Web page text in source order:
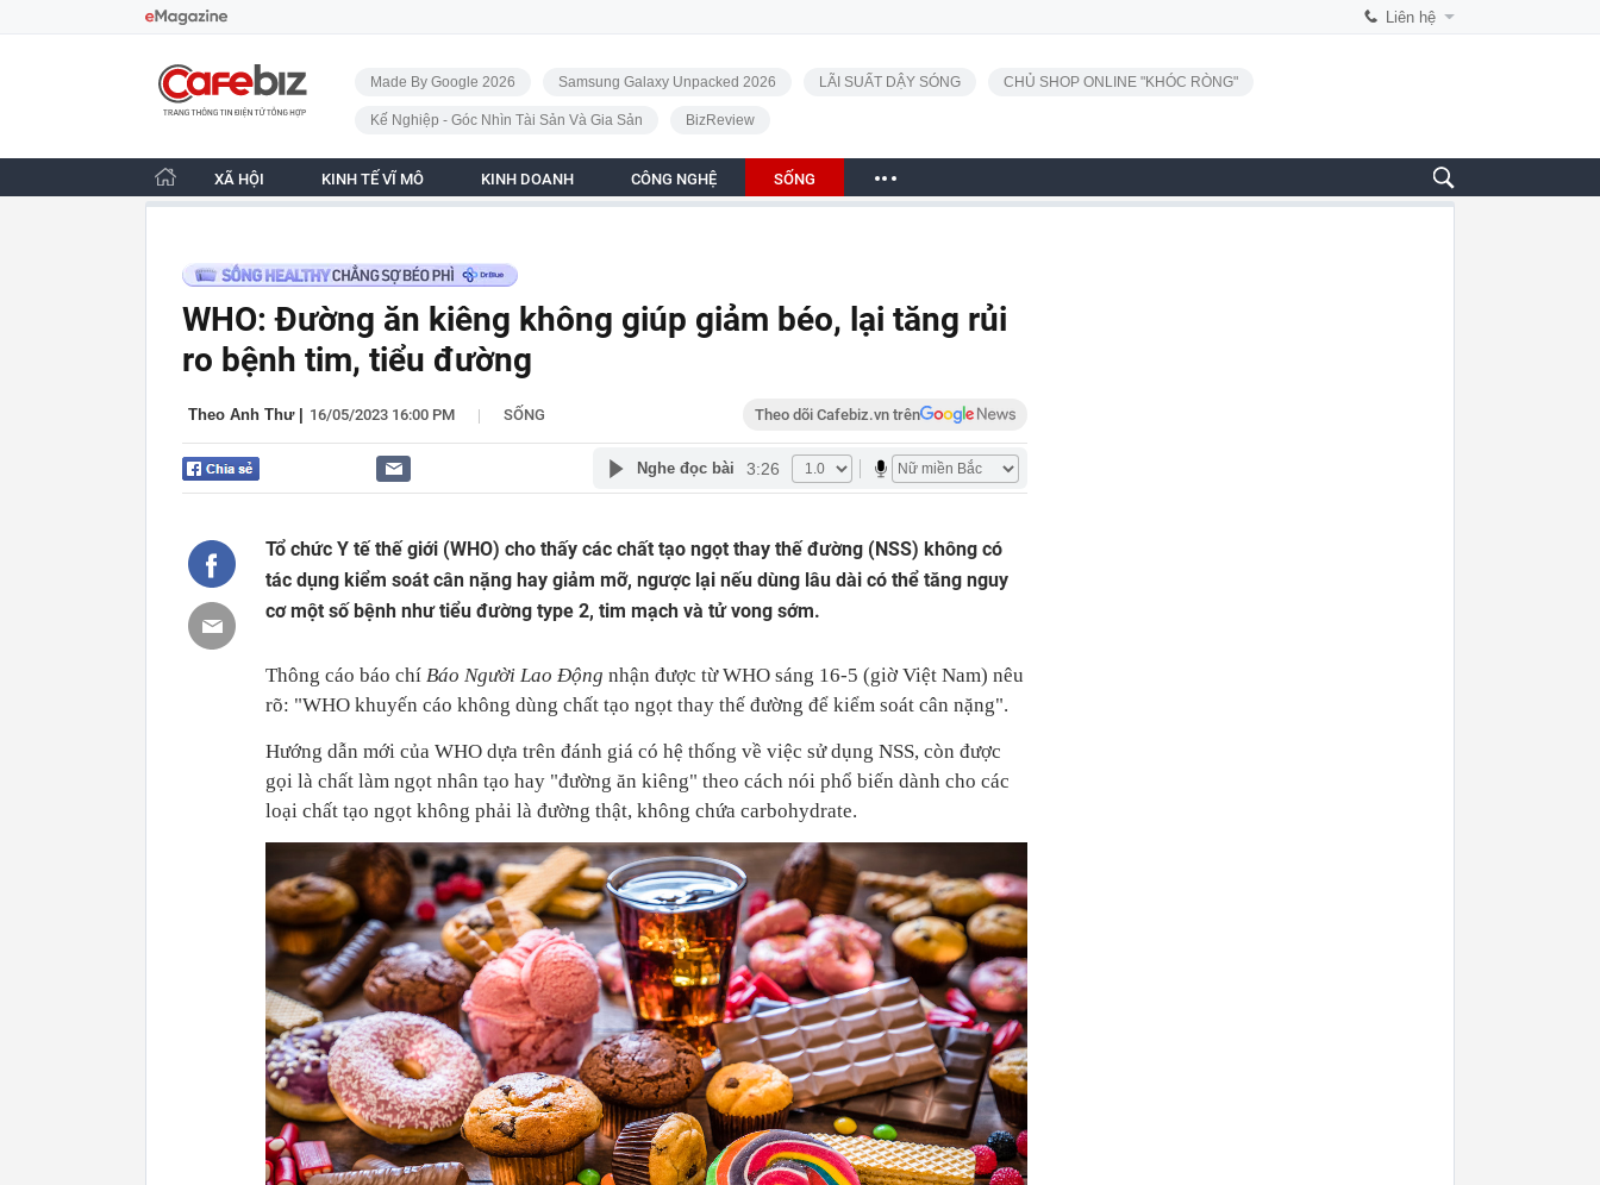
Liên hệ
CafeBiz - Trang chủ
Made By Google 2026 Samsung Galaxy Unpacked 2026 LÃI SUẤT DẬY SÓNG CHỦ SHOP ONLINE "KHÓC RÒNG"
Kế Nghiệp - Góc Nhìn Tài Sản Và Gia Sản BizReview
XÃ HỘI KINH TẾ VĨ MÔ KINH DOANH CÔNG NGHỆ SỐNG
WHO: Đường ăn kiêng không giúp giảm béo, lại tăng rủi
ro bệnh tim, tiểu đường
Theo Anh Thư| 16/05/2023 16:00 PM | SỐNG Theo dõi Cafebiz.vn trên
Nghe đọc bài 3:26
Tổ chức Y tế thế giới (WHO) cho thấy các chất tạo ngọt thay thế đường (NSS) không có
tác dụng kiểm soát cân nặng hay giảm mỡ, ngược lại nếu dùng lâu dài có thể tăng nguy
cơ một số bệnh như tiểu đường type 2, tim mạch và tử vong sớm.
Thông cáo báo chí Báo Người Lao Động nhận được từ WHO sáng 16-5 (giờ Việt Nam) nêu
rõ: "WHO khuyến cáo không dùng chất tạo ngọt thay thế đường để kiểm soát cân nặng".
Hướng dẫn mới của WHO dựa trên đánh giá có hệ thống về việc sử dụng NSS, còn được
gọi là chất làm ngọt nhân tạo hay "đường ăn kiêng" theo cách nói phổ biến dành cho các
loại chất tạo ngọt không phải là đường thật, không chứa carbohydrate.